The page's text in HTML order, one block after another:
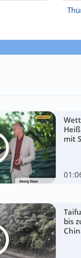
mit
bis